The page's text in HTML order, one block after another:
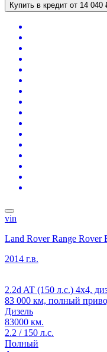
Купить в кредит от 14 040
vin
Land Rover Range Rover
2014 г.в.
2.2d AT (150 л.с.) 4x4,
83 000 км, полный
Дизель
83000 км.
2.2 / 150 л.с.
Полный